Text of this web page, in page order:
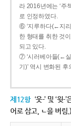
라 2016년에는 ‘주
로 인정하였다.
⑥ ‘지루하다(←지리
한 형태를 취한 것
되고 있다.
⑦ ‘시러베아들(←
기)’ 역시 변화된
제12항 ‘웃-’ 및 ‘윗-
어로 삼고, ㄴ을 버림.)